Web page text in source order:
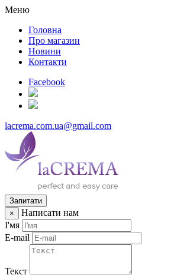
Меню
Головна
Про магазин
Новини
Контакти
Facebook
lacrema.com.ua@gmail.com
Запитати
×
Написати нам
І'мя
E-mail
Текст